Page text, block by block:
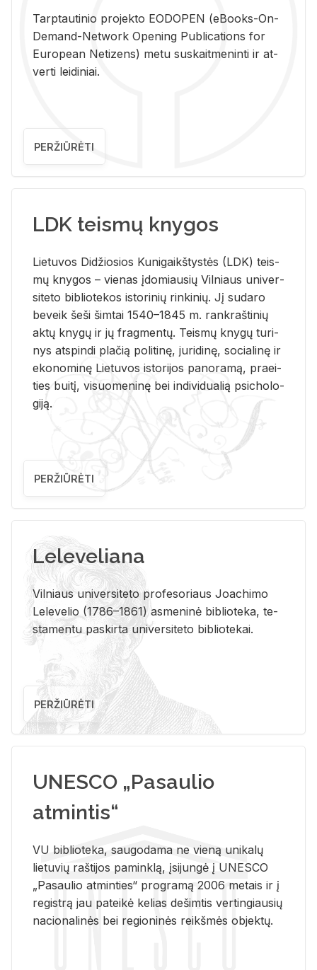
Tarp­tau­ti­nio pro­jek­to EO­DO­PEN (eBo­oks-On-
De­mand-Ne­twork Ope­ning Pub­li­ca­tions for
Eu­ro­pe­an Ne­ti­zens) metu su­skait­me­nin­ti ir at­
ver­ti lei­di­niai.
PERŽIŪRĖTI
LDK teismų knygos
Lie­tu­vos Di­džio­sios Ku­ni­gaikš­tys­tės (LDK) teis­
mų kny­gos – vie­nas įdo­miau­sių Vil­niaus uni­ver­
si­te­to bi­b­lio­te­kos is­to­ri­nių rin­ki­nių. Jį su­da­ro
be­veik šeši šim­tai 1540–1845 m. rank­raš­ti­nių
aktų kny­gų ir jų frag­men­tų. Teis­mų kny­gų tu­ri­
nys at­spin­di pla­čią po­li­ti­nę, ju­ri­di­nę, so­cia­li­nę ir
eko­no­mi­nę Lie­tu­vos is­to­ri­jos pa­no­ra­mą, pra­ei­
ties bui­tį, vi­suo­me­ni­nę bei in­di­vi­dua­lią psi­cho­lo­
gi­ją.
PERŽIŪRĖTI
Leleveliana
Vil­niaus uni­ver­si­te­to pro­fe­so­riaus Jo­a­chi­mo
Le­le­ve­lio (1786–1861) as­me­ni­nė bi­b­lio­te­ka, te­
sta­men­tu pa­skir­ta uni­ver­si­te­to bi­b­lio­te­kai.
PERŽIŪRĖTI
UNESCO „Pasaulio
atmintis“
VU biblioteka, saugodama ne vieną unikalų
lietuvių raštijos paminklą, įsijungė į UNESCO
„Pasaulio atminties“ programą 2006 metais ir į
registrą jau pateikė kelias dešimtis vertingiausių
nacionalinės bei regioninės reikšmės objektų.